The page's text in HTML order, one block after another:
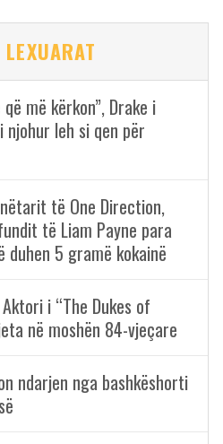
më kërkon”, Drake i
leh si qen për
të One Direction,
të Liam Payne para
duhen 5 gramë kokainë
i “The Dukes of
në moshën 84-vjeçare
ndarjen nga bashkëshorti